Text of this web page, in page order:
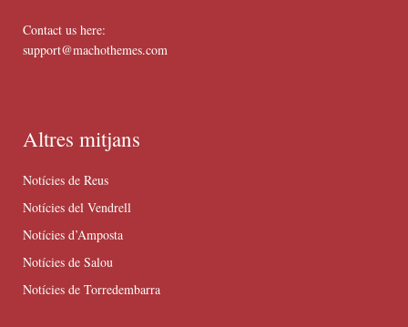
Contact us here:
support@machothemes.com
Altres mitjans
Notícies de Reus
Notícies del Vendrell
Notícies d’Amposta
Notícies de Salou
Notícies de Torredembarra